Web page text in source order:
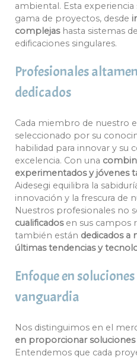
ambiental. Esta
gama de proyectos, desde
complejashasta sistemas
edificaciones singulares.
Profesionales
dedicados
Cada miembro de nuestro
seleccionado por su
habilidad para innovar y su
excelencia. Con una
experimentados y jóvenes
Aidesegi equilibra la
innovación y la frescura de
Nuestros profesionales no
cualificadosen sus campos
también están dedicados a
últimas tendencias y
Enfoque en
vanguardia
Nos distinguimos en el
en proporcionar soluciones
Entendemos que cada